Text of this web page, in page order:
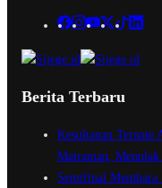
Berita Terbaru
Kesultanan Ternate
Matraman, Menolak
Semifinal Membara